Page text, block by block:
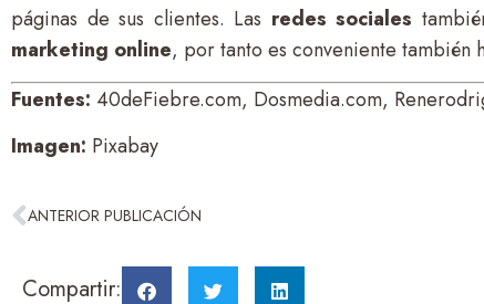
páginas de sus clientes. Las redes sociales
marketing online, por tanto es conveniente también
Fuentes: 40deFiebre.com, Dosmedia.com,
Imagen: Pixabay
ANTERIOR PUBLICACIÓN
Compartir: